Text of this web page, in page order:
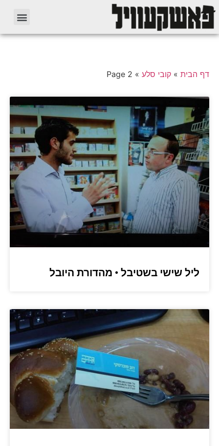
דף הבית » קובי סלע »
Page 2
ליל שישי בשטיבל • מהדורת היובל